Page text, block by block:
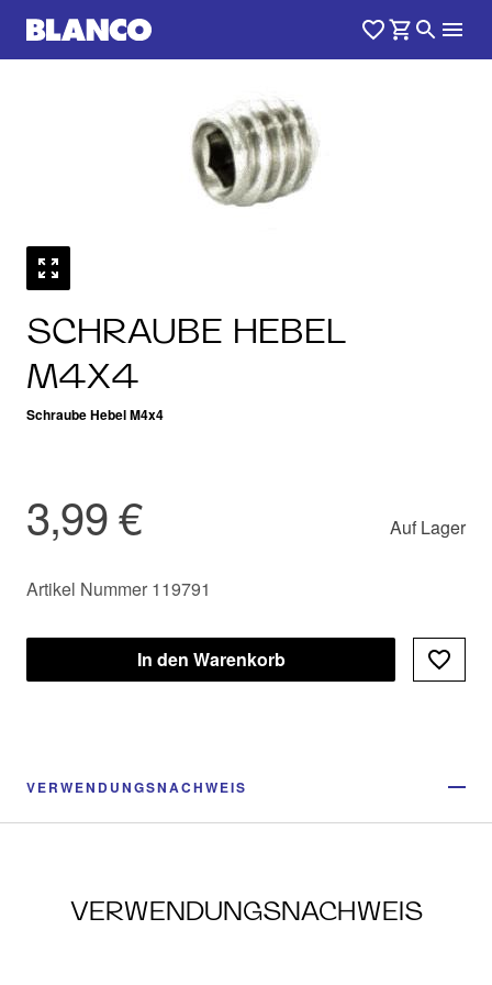
SCHRAUBE HEBEL
M4X4
Schraube Hebel M4x4
3,99 € Auf Lager
Artikel Nummer 119791
In den Warenkorb
VERWENDUNGSNACHWEIS
VERWENDUNGSNACHWEIS